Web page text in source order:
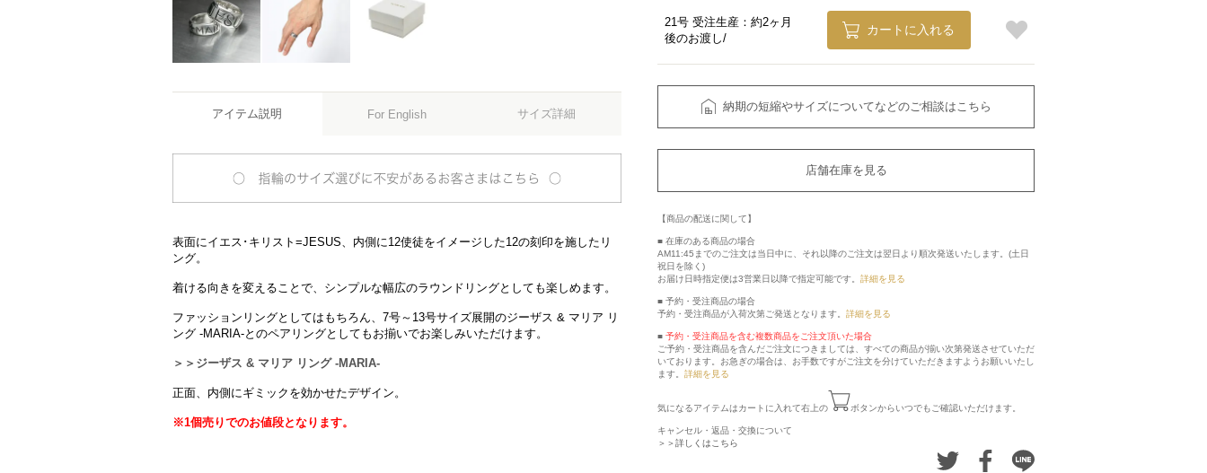
アイテム説明 For English サイズ詳細
表面にイエス･キリスト=JESUS、内側に12使徒をイメージした12の刻印を施したリ
ング。
着ける向きを変えることで、シンプルな幅広のラウンドリングとしても楽しめます。
ファッションリングとしてはもちろん、7号～13号サイズ展開のジーザス & マリア リ
ング -MARIA-とのペアリングとしてもお揃いでお楽しみいただけます。
＞＞ジーザス & マリア リング -MARIA-
正面、内側にギミックを効かせたデザイン。
※1個売りでのお値段となります。
21号 受注生産：約2ヶ月
後のお渡し
カートに入れる
納期の短縮やサイズについてなどのご相談はこちら
店舗在庫を見る
【商品の配送に関して】
■ 在庫のある商品の場合
AM11:45までのご注文は当日中に、それ以降のご注文は翌日より順次発送いたします。(土日
祝日を除く)
お届け日時指定便は3営業日以降で指定可能です。 詳細を見る
■ 予約・受注商品の場合
予約・受注商品が入荷次第ご発送となります。 詳細を見る
■ 予約・受注商品を含む複数商品をご注文頂いた場合
ご予約・受注商品を含んだご注文につきましては、すべての商品が揃い次第発送させていただ
いております。お急ぎの場合は、お手数ですがご注文を分けていただきますようお願いいたし
ます。 詳細を見る
気になるアイテムはカートに入れて右上の ボタンからいつでもご確認いただけます。
キャンセル・返品・交換について
＞＞詳しくはこちら